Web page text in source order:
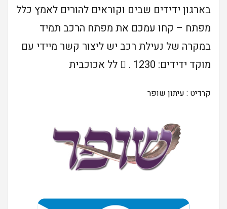
בארגון ידידים שבים וקוראים להורים לאמץ כלל
מפתח – קחו עמכם את מפתח הרכב תמיד
במקרה של נעילת רכב יש ליצור קשר מיידי עם
מוקד ידידים:  . 1230 לל אכוכבית
קרדיט : עיתון שופר